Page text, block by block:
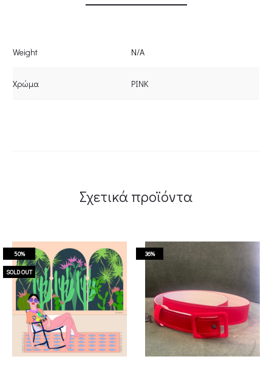
Weight N/A
Χρώμα PINK
Σχετικά προϊόντα
50%
SOLD OUT
36%